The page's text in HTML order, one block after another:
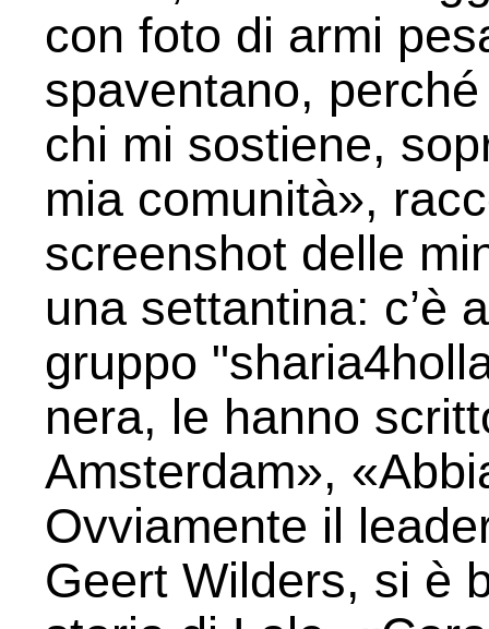
con foto di armi
spaventano,
chi mi sostiene,
mia comunità»,
screenshot delle
una settantina: c’è
gruppo
nera, le hanno
Amsterdam»,
Ovviamente il
Geert Wilders, si è